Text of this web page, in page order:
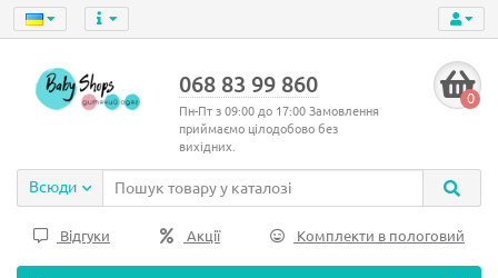
068 83 99 860
Пн-Пт з 09:00 до 17:00 Замовлення
приймаємо цілодобово без
вихідних.
0
Всюди
Відгуки Акції Комплекти в пологовий